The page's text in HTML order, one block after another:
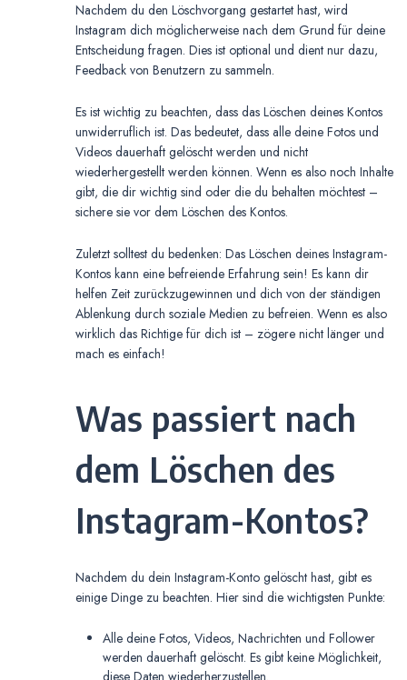
Nachdem du den Löschvorgang gestartet hast, wird
Instagram dich möglicherweise nach dem Grund für deine
Entscheidung fragen. Dies ist optional und dient nur dazu,
Feedback von Benutzern zu sammeln.
Es ist wichtig zu beachten, dass das Löschen deines Kontos
unwiderruflich ist. Das bedeutet, dass alle deine Fotos und
Videos dauerhaft gelöscht werden und nicht
wiederhergestellt werden können. Wenn es also noch Inhalte
gibt, die dir wichtig sind oder die du behalten möchtest –
sichere sie vor dem Löschen des Kontos.
Zuletzt solltest du bedenken: Das Löschen deines Instagram-
Kontos kann eine befreiende Erfahrung sein! Es kann dir
helfen Zeit zurückzugewinnen und dich von der ständigen
Ablenkung durch soziale Medien zu befreien. Wenn es also
wirklich das Richtige für dich ist – zögere nicht länger und
mach es einfach!
Was passiert nach
dem Löschen des
Instagram-Kontos?
Nachdem du dein Instagram-Konto gelöscht hast, gibt es
einige Dinge zu beachten. Hier sind die wichtigsten Punkte:
Alle deine Fotos, Videos, Nachrichten und Follower
werden dauerhaft gelöscht. Es gibt keine Möglichkeit,